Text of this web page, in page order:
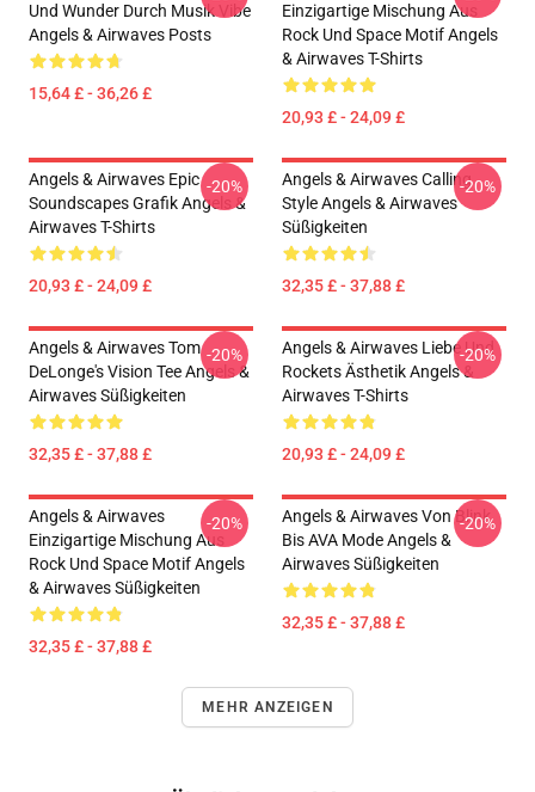
Und Wunder Durch Musik Vibe
Angels & Airwaves Posts
15,64 £ - 36,26 £
Einzigartige Mischung Aus
Rock Und Space Motif Angels
& Airwaves T-Shirts
20,93 £ - 24,09 £
Angels & Airwaves Epic
Soundscapes Grafik Angels &
Airwaves T-Shirts
20,93 £ - 24,09 £
-20%
Angels & Airwaves Calling
Style Angels & Airwaves
Süßigkeiten
32,35 £ - 37,88 £
-20%
Angels & Airwaves Tom
DeLonge's Vision Tee Angels &
Airwaves Süßigkeiten
32,35 £ - 37,88 £
-20%
Angels & Airwaves Liebe Und
Rockets Ästhetik Angels &
Airwaves T-Shirts
20,93 £ - 24,09 £
-20%
Angels & Airwaves
Einzigartige Mischung Aus
Rock Und Space Motif Angels
& Airwaves Süßigkeiten
32,35 £ - 37,88 £
-20%
Angels & Airwaves Von Blink
Bis AVA Mode Angels &
Airwaves Süßigkeiten
32,35 £ - 37,88 £
-20%
MEHR ANZEIGEN